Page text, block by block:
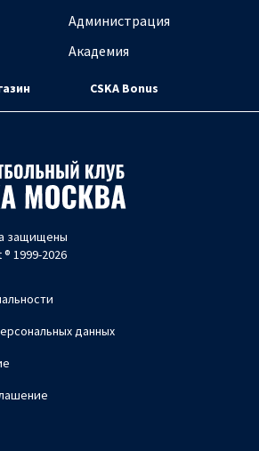
Администрация
Академия
CSKA Bonus
защищены
1999-2026
данных